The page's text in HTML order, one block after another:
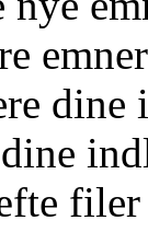
emner
dine
filer